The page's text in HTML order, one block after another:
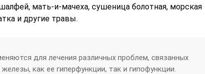
мать-и-мачеха, сушеница болотная, морская
и другие травы.
для лечения различных проблем, связанных
как ее гиперфункции, так и гипофункции.